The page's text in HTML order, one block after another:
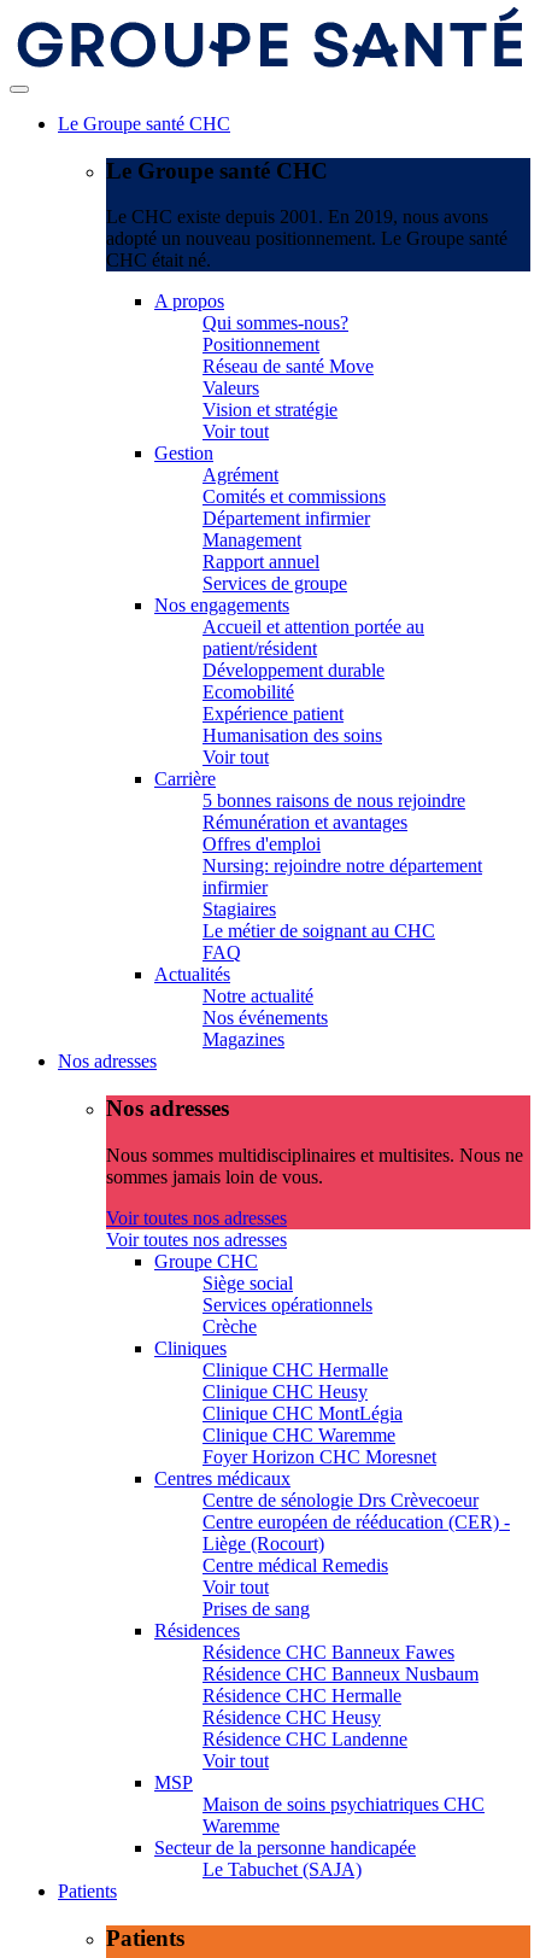
Le Groupe santé CHC
Le Groupe santé CHC
Le CHC existe depuis 2001. En 2019, nous avons
adopté un nouveau positionnement. Le Groupe santé
CHC était né.
A propos
Qui sommes-nous?
Positionnement
Réseau de santé Move
Valeurs
Vision et stratégie
Voir tout
Gestion
Agrément
Comités et commissions
Département infirmier
Management
Rapport annuel
Services de groupe
Nos engagements
Accueil et attention portée au
patient/résident
Développement durable
Ecomobilité
Expérience patient
Humanisation des soins
Voir tout
Carrière
5 bonnes raisons de nous rejoindre
Rémunération et avantages
Offres d'emploi
Nursing: rejoindre notre département
infirmier
Stagiaires
Le métier de soignant au CHC
FAQ
Actualités
Notre actualité
Nos événements
Magazines
Nos adresses
Nos adresses
Nous sommes multidisciplinaires et multisites. Nous ne
sommes jamais loin de vous.
Voir toutes nos adresses
Voir toutes nos adresses
Groupe CHC
Siège social
Services opérationnels
Crèche
Cliniques
Clinique CHC Hermalle
Clinique CHC Heusy
Clinique CHC MontLégia
Clinique CHC Waremme
Foyer Horizon CHC Moresnet
Centres médicaux
Centre de sénologie Drs Crèvecoeur
Centre européen de rééducation (CER) -
Liège (Rocourt)
Centre médical Remedis
Voir tout
Prises de sang
Résidences
Résidence CHC Banneux Fawes
Résidence CHC Banneux Nusbaum
Résidence CHC Hermalle
Résidence CHC Heusy
Résidence CHC Landenne
Voir tout
MSP
Maison de soins psychiatriques CHC
Waremme
Secteur de la personne handicapée
Le Tabuchet (SAJA)
Patients
Patients